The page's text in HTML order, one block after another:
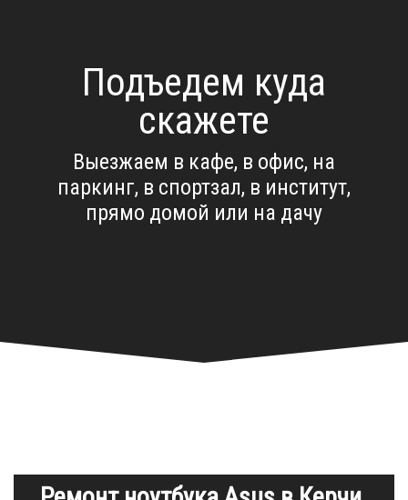
Подъедем куда
скажете
Выезжаем в кафе, в офис, на
паркинг, в спортзал, в институт,
прямо домой или на дачу